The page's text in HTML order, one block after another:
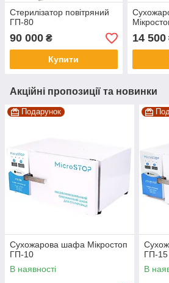
Стерилізатор повітряний
ГП-80
90 000 ₴
Купити
14 500
Акційні пропозиції та новинки
Подарунок
Сухожарова шафа Мікростоп
ГП-10
В наявності
ГП-15
В